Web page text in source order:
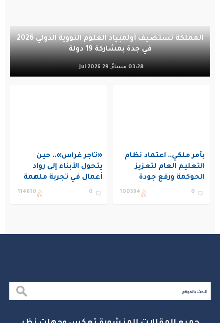
المملكة تستضيف أولمبياد العلوم النووية الدولي 2026
في جدة بمشاركة 19 دولة
03:28 مساءً, 29 Jul 2026
بأمر ملكي.. اعتماد نظام
التعليم العام لتعزيز
الحوكمة ورفع جودة
التعليم في المملكة
0
100594
«تاجر غراس».. حين
يتحول الأبناء إلى رواد
أعمال في تجربة ملهمة
بنادي غراس الصيفي
0
114610